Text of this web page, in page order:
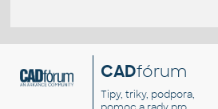
CADfórum
Tipy, triky, podpora,